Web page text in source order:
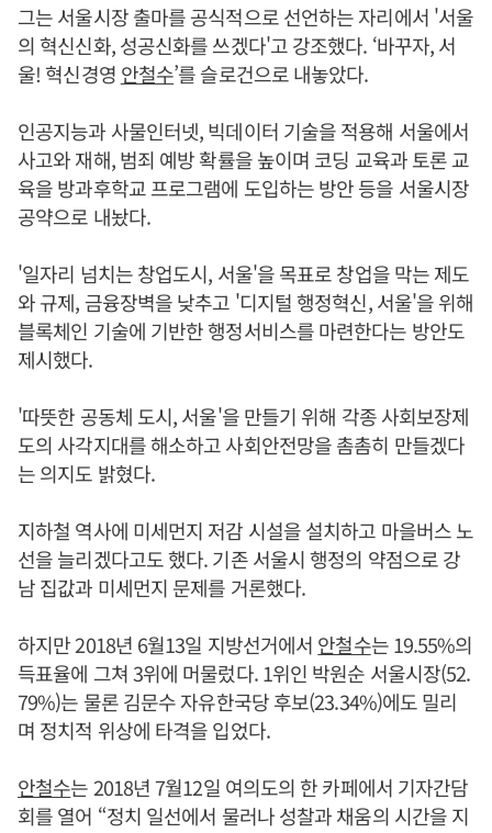
그는 서울시장 출마를 공식적으로 선언하는 자리에서 '서울
의 혁신신화, 성공신화를 쓰겠다'고 강조했다. ‘바꾸자, 서
울! 혁신경영 안철수’를 슬로건으로 내놓았다.
인공지능과 사물인터넷, 빅데이터 기술을 적용해 서울에서
사고와 재해, 범죄 예방 확률을 높이며 코딩 교육과 토론 교
육을 방과후학교 프로그램에 도입하는 방안 등을 서울시장
공약으로 내놨다.
'일자리 넘치는 창업도시, 서울'을 목표로 창업을 막는 제도
와 규제, 금융장벽을 낮추고 '디지털 행정혁신, 서울'을 위해
블록체인 기술에 기반한 행정서비스를 마련한다는 방안도
제시했다.
'따뜻한 공동체 도시, 서울'을 만들기 위해 각종 사회보장제
도의 사각지대를 해소하고 사회안전망을 촘촘히 만들겠다
는 의지도 밝혔다.
지하철 역사에 미세먼지 저감 시설을 설치하고 마을버스 노
선을 늘리겠다고도 했다. 기존 서울시 행정의 약점으로 강
남 집값과 미세먼지 문제를 거론했다.
하지만 2018년 6월13일 지방선거에서 안철수는 19.55%의
득표율에 그쳐 3위에 머물렀다. 1위인 박원순 서울시장(52.
79%)는 물론 김문수 자유한국당 후보(23.34%)에도 밀리
며 정치적 위상에 타격을 입었다.
안철수는 2018년 7월12일 여의도의 한 카페에서 기자간담
회를 열어 “정치 일선에서 물러나 성찰과 채움의 시간을 지